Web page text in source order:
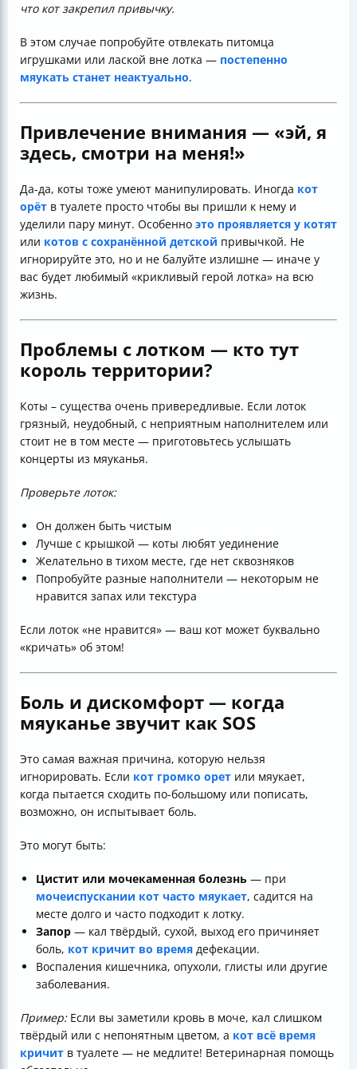
что кот закрепил привычку.
В этом случае попробуйте отвлекать питомца
игрушками или лаской вне лотка — постепенно
мяукать станет неактуально.
Привлечение внимания — «эй, я
здесь, смотри на меня!»
Да-да, коты тоже умеют манипулировать. Иногда кот
орёт в туалете просто чтобы вы пришли к нему и
уделили пару минут. Особенно это проявляется у котят
или котов с сохранённой детской привычкой. Не
игнорируйте это, но и не балуйте излишне — иначе у
вас будет любимый «крикливый герой лотка» на всю
жизнь.
Проблемы с лотком — кто тут
король территории?
Коты – существа очень привередливые. Если лоток
грязный, неудобный, с неприятным наполнителем или
стоит не в том месте — приготовьтесь услышать
концерты из мяуканья.
Проверьте лоток:
Он должен быть чистым
Лучше с крышкой — коты любят уединение
Желательно в тихом месте, где нет сквозняков
Попробуйте разные наполнители — некоторым не
нравится запах или текстура
Если лоток «не нравится» — ваш кот может буквально
«кричать» об этом!
Боль и дискомфорт — когда
мяуканье звучит как SOS
Это самая важная причина, которую нельзя
игнорировать. Если кот громко орет или мяукает,
когда пытается сходить по-большому или пописать,
возможно, он испытывает боль.
Это могут быть:
Цистит или мочекаменная болезнь — при
мочеиспускании кот часто мяукает, садится на
месте долго и часто подходит к лотку.
Запор — кал твёрдый, сухой, выход его причиняет
боль, кот кричит во время дефекации.
Воспаления кишечника, опухоли, глисты или другие
заболевания.
Пример:Если вы заметили кровь в моче, кал слишком
твёрдый или с непонятным цветом, а кот всё время
кричит в туалете — не медлите! Ветеринарная помощь